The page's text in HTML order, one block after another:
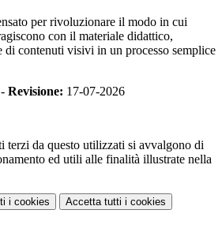
per rivoluzionare il modo in cui
con il materiale didattico,
di contenuti visivi in un processo semplice
Revisione: 17-07-2026
terzi da questo utilizzati si avvalgono di
ed utili alle finalità illustrate nella
i cookies Accetta tutti i cookies